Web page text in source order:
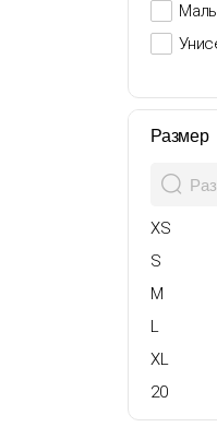
Размер
XS
S
M
L
XL
20